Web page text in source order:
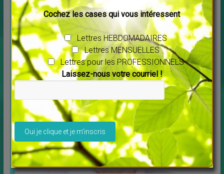
Découvrez Debowska Productions
↳LES MERVEILLES DU MONDE NOUVEAU
Livres
Profitez de la possibilité de louer ou télécharger les
films. Tous les films vous sont proposés en[…]
Cochez les cases qui vous intéressent
Lettres HEBDOMADAIRES
Lettres MENSUELLES
Lettres pour les PROFESSIONNELS
Laissez-nous votre courriel !
Veuillez laisser ce champ vide.